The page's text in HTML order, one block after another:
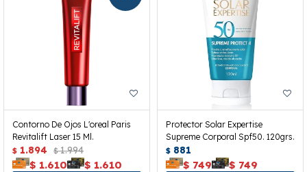
Contorno De Ojos L'oreal Paris
Revitalift Laser 15 Ml.
$ 1.894 $ 1.994
$ 1.610 $ 1.610
Protector Solar Expertise
Supreme Corporal Spf50. 120grs.
$ 881
$ 749 $ 749